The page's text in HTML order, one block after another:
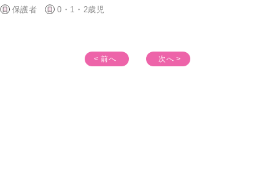
保護者 0・1・2歳児
< 前へ 次へ >